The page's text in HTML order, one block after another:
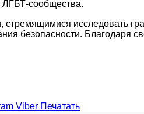
ЛГБТ-сообщества.
исследовать
безопасности. Благодаря
Viber Печатать